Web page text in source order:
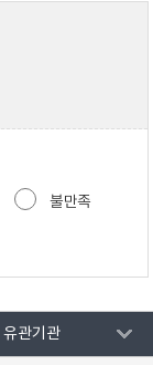
불만족
유관기관